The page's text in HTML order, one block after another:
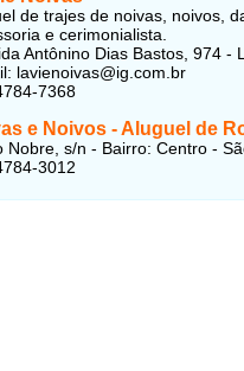
de trajes de noivas, noivos,
e cerimonialista.
Antônino Dias Bastos, 974 -
lavienoivas@ig.com.br
7368
e Noivos - Aluguel de
Nobre, s/n - Bairro: Centro -
3012